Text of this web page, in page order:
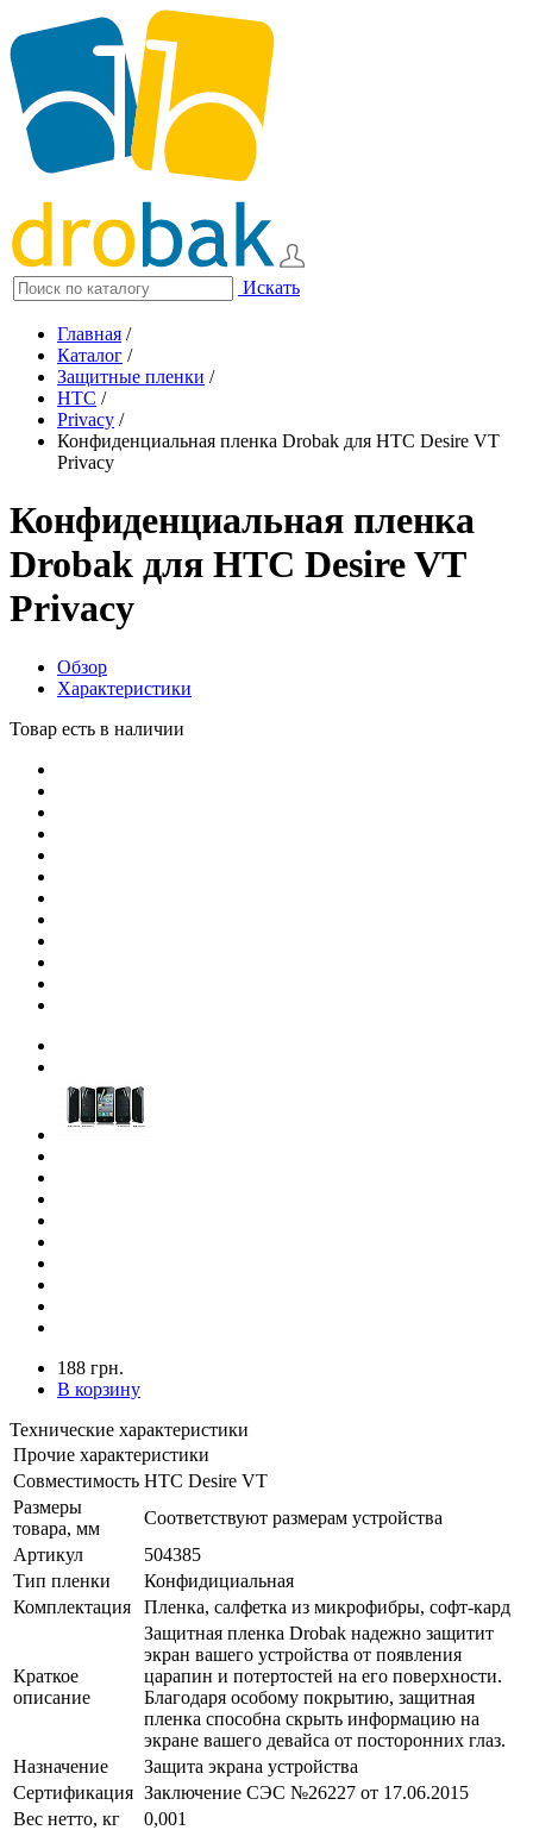
Искать
Главная /
Каталог /
Защитные пленки /
HTC /
Privacy /
Конфиденциальная пленка Drobak для HTC Desire VT
Privacy
Конфиденциальная пленка
Drobak для HTC Desire VT
Privacy
Обзор
Характеристики
Товар есть в наличии
188 грн.
В корзину
Технические характеристики
Прочие характеристики
Совместимость HTC Desire VT
Размеры
товара, мм
Соответствуют размерам устройства
Артикул
504385
Тип пленки
Конфидициальная
Комплектация
Пленка, салфетка из микрофибры, софт-кард
Краткое
описание
Защитная пленка Drobak надежно защитит
экран вашего устройства от появления
царапин и потертостей на его поверхности.
Благодаря особому покрытию, защитная
пленка способна скрыть информацию на
экране вашего девайса от посторонних глаз.
Назначение
Защита экрана устройства
Сертификация Заключение СЭС №26227 от 17.06.2015
Вес нетто, кг
0,001